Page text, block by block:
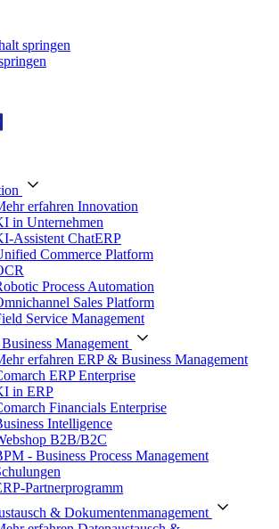
springen
erfahren Innovation
in Unternehmen
Assistent ChatERP
Commerce Platform
Process Automation
Sales Platform
Service Management
Management
erfahren ERP & Business Management
ERP Enterprise
in ERP
Financials Enterprise
Intelligence
B2B/B2C
- Business Process Management
Partnerprogramm
& Dokumentenmanagement